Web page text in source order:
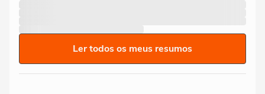
Ler todos os meus resumos